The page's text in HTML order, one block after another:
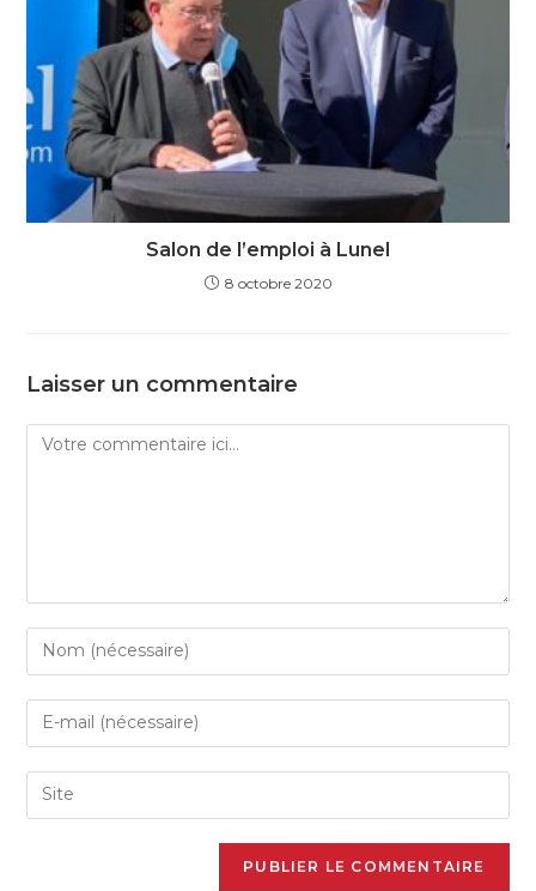
Salon de l’emploi à Lunel
8 octobre 2020
Laisser un commentaire